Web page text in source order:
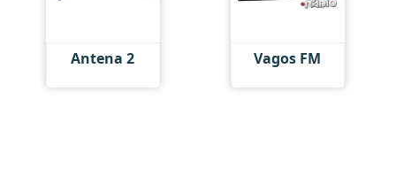
Antena 2 Vagos FM